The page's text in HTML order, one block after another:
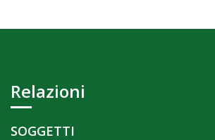
Relazioni
SOGGETTI